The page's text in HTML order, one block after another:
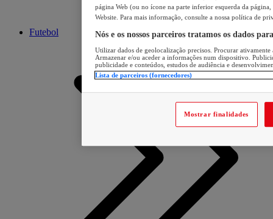
Futebol
página Web (ou no ícone na parte inferior esquerda da página,
Website. Para mais informação, consulte a nossa política de
Nós e os nossos parceiros tratamos os dados
Utilizar dados de geolocalização precisos. Procurar
Armazenar e/ou aceder a informações num dispositivo.
publicidade e conteúdos, estudos de audiência e
Lista de parceiros (fornecedores)
Mostrar finalidades